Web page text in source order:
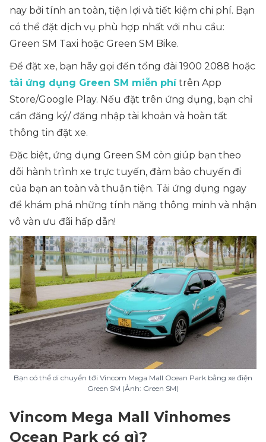
nay bởi tính an toàn, tiện lợi và tiết kiệm chi phí. Bạn
có thể đặt dịch vụ phù hợp nhất với nhu cầu:
Green SM Taxi hoặc Green SM Bike.
Để đặt xe, bạn hãy gọi đến tổng đài 1900 2088 hoặc
tải ứng dụng Green SM miễn phítrên App
Store/Google Play. Nếu đặt trên ứng dụng, bạn chỉ
cần đăng ký/ đăng nhập tài khoản và hoàn tất
thông tin đặt xe.
Đặc biệt, ứng dụng Green SM còn giúp bạn theo
dõi hành trình xe trực tuyến, đảm bảo chuyến đi
của bạn an toàn và thuận tiện. Tải ứng dụng ngay
để khám phá những tính năng thông minh và nhận
vô vàn ưu đãi hấp dẫn!
Bạn có thể di chuyển tới Vincom Mega Mall Ocean Park bằng xe điện
Green SM (Ảnh: Green SM)
Vincom Mega Mall Vinhomes
Ocean Park có gì?